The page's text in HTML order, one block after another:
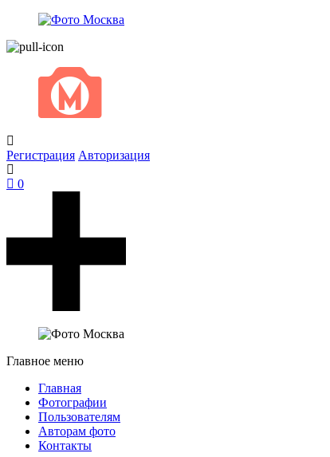
Регистрация Авторизация
0
Главное меню
Главная
Фотографии
Пользователям
Авторам фото
Контакты